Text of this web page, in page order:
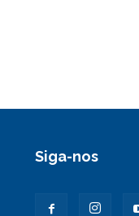
Siga-nos